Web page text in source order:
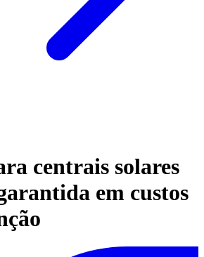
centrais solares
em custos